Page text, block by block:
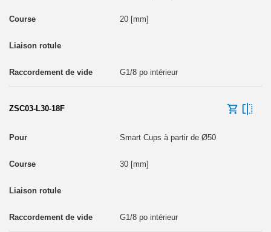
20 [mm]
G1/8 po intérieur
ZSC03-L30-18F
Smart Cups à partir de Ø50
30 [mm]
G1/8 po intérieur